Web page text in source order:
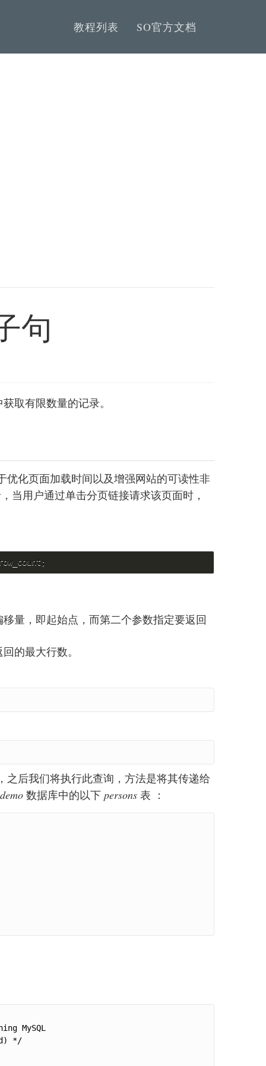
教程列表 SO官方文档
句
取有限数量的记录。
优化页面加载时间以及增强网站的可读性非
当用户通过单击分页链接请求该页面时，
量，即起始点，而第二个参数指定要返回
的最大行数。
之后我们将执行此查询，方法是将其传递给
demo数据库中的以下 persons表 ：
MySQL
*/